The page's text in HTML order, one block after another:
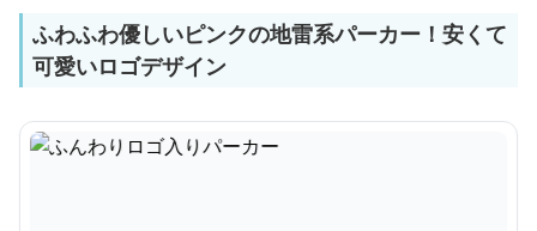
ふわふわ優しいピンクの地雷系パーカー！安くて
可愛いロゴデザイン